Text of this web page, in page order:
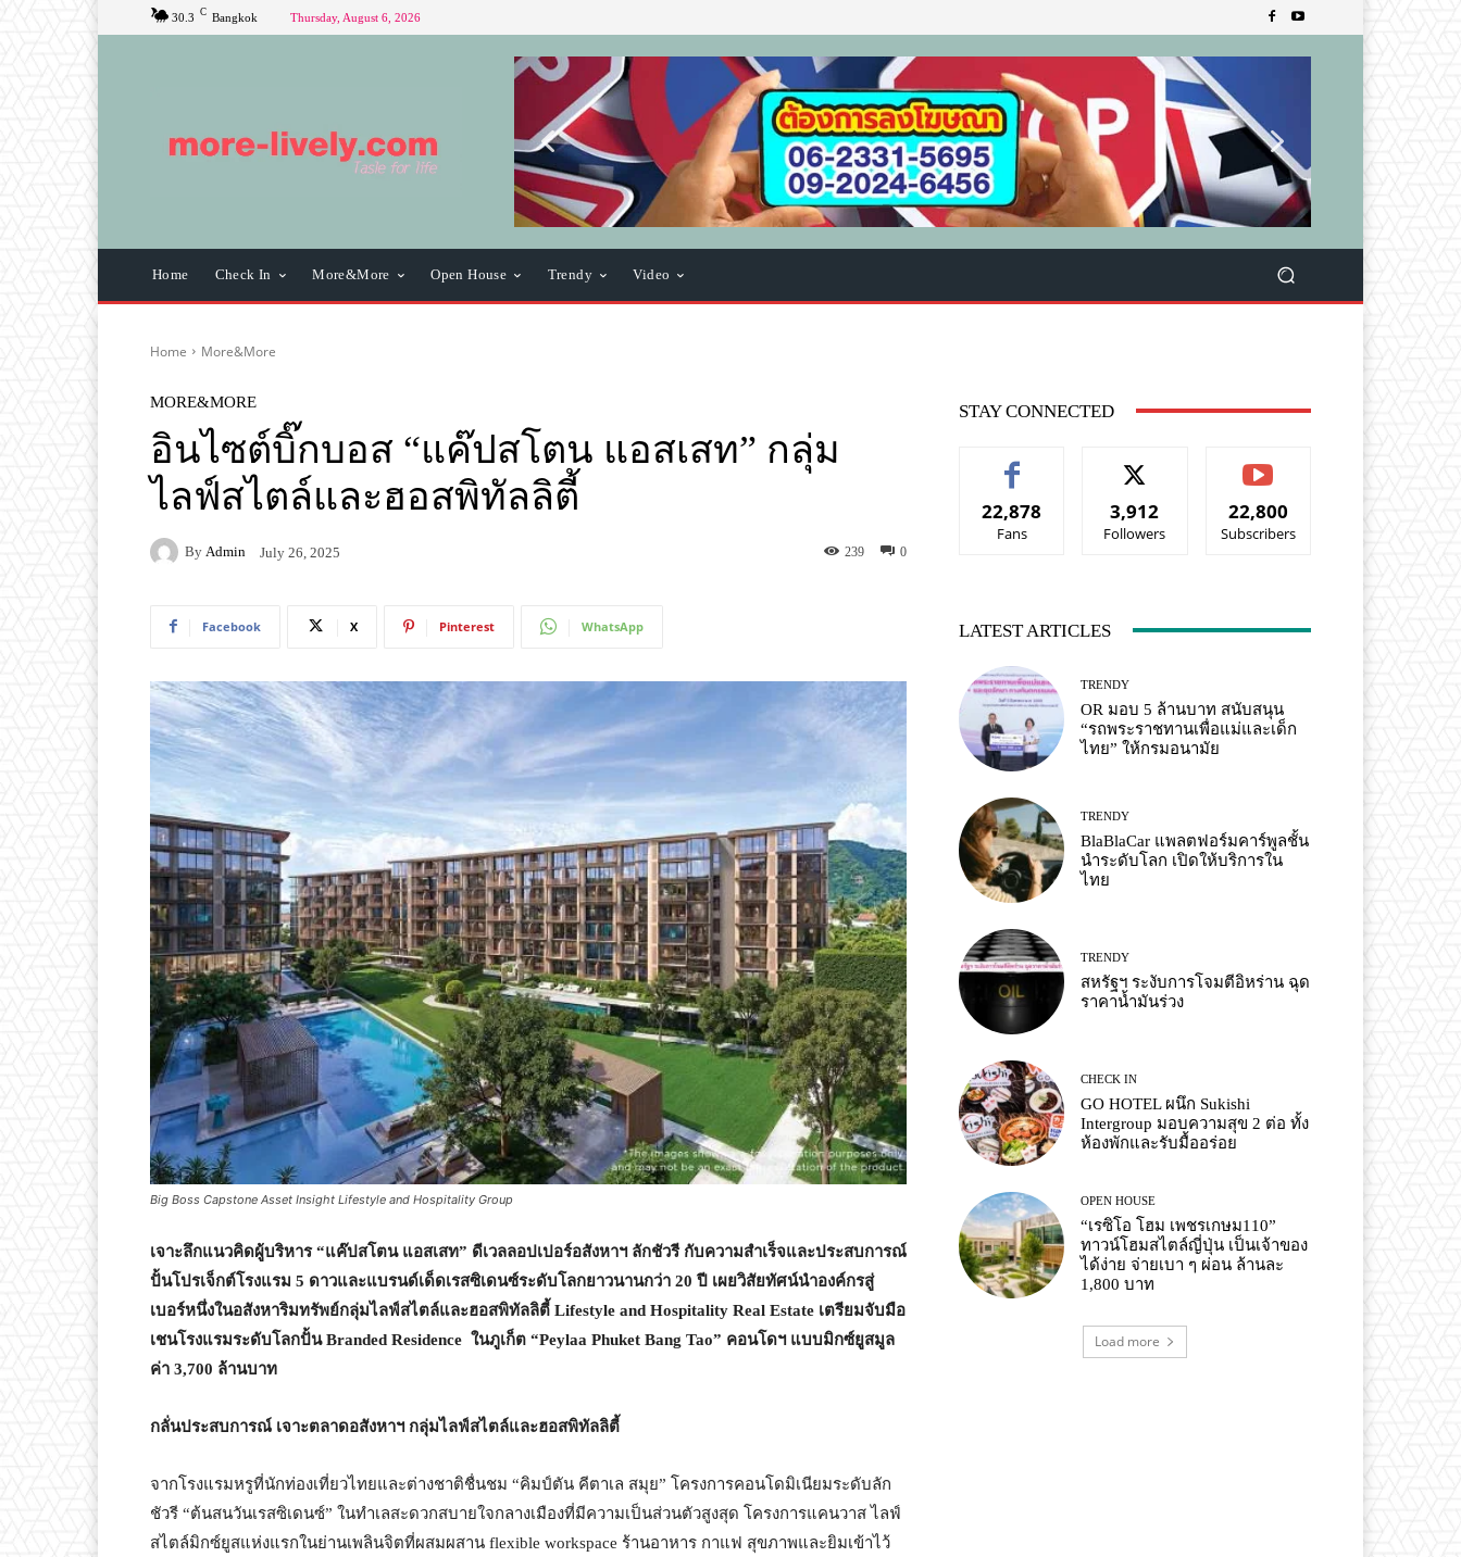
30.3 C Bangkok Thursday, August 6, 2026
Home Check In More&More Open House Trendy Video
Home More&More
MORE&MORE
อินไซต์บิ๊กบอส “แค๊ปสโตน แอสเสท” กลุ่ม
ไลฟ์สไตล์และฮอสพิทัลลิตี้
By Admin July 26, 2025 0
239
Facebook X Pinterest WhatsApp
Big Boss Capstone Asset Insight Lifestyle and Hospitality Group
เจาะลึกแนวคิดผู้บริหาร “แค๊ปสโตน แอสเสท” ดีเวลลอปเปอร์อสังหาฯ ลักชัวรี กับความสำเร็จและประสบการณ์
ปั้นโปรเจ็กต์โรงแรม 5 ดาวและแบรนด์เด็ดเรสซิเดนซ์ระดับโลกยาวนานกว่า 20 ปี เผยวิสัยทัศน์นำองค์กรสู่
เบอร์หนึ่งในอสังหาริมทรัพย์กลุ่มไลฟ์สไตล์และฮอสพิทัลลิตี้ Lifestyle and Hospitality Real Estate เตรียมจับมือ
เชนโรงแรมระดับโลกปั้น Branded Residence ในภูเก็ต “Peylaa Phuket Bang Tao” คอนโดฯ แบบมิกซ์ยูสมูล
ค่า 3,700 ล้านบาท
กลั่นประสบการณ์ เจาะตลาดอสังหาฯ กลุ่มไลฟ์สไตล์และฮอสพิทัลลิตี้
จากโรงแรมหรูที่นักท่องเที่ยวไทยและต่างชาติชื่นชม “คิมป์ตัน คีตาเล สมุย” โครงการคอนโดมิเนียมระดับลัก
ชัวรี “ต้นสนวันเรสซิเดนซ์” ในทำเลสะดวกสบายใจกลางเมืองที่มีความเป็นส่วนตัวสูงสุด โครงการแคนวาส ไลฟ์
สไตล์มิกซ์ยูสแห่งแรกในย่านเพลินจิตที่ผสมผสาน flexible workspace ร้านอาหาร กาแฟ สุขภาพและยิมเข้าไว้
STAY CONNECTED
22,878
Fans
3,912
Followers
22,800
Subscribers
LATEST ARTICLES
TRENDY
OR มอบ 5 ล้านบาท สนับสนุน
“รถพระราชทานเพื่อแม่และเด็ก
ไทย” ให้กรมอนามัย
TRENDY
BlaBlaCar แพลตฟอร์มคาร์พูลชั้น
นำระดับโลก เปิดให้บริการใน
ไทย
TRENDY
สหรัฐฯ ระงับการโจมตีอิหร่าน ฉุด
ราคาน้ำมันร่วง
CHECK IN
GO HOTEL ผนึก Sukishi
Intergroup มอบความสุข 2 ต่อ ทั้ง
ห้องพักและรับมื้ออร่อย
OPEN HOUSE
“เรซิโอ โฮม เพชรเกษม110”
ทาวน์โฮมสไตล์ญี่ปุ่น เป็นเจ้าของ
ได้ง่าย จ่ายเบา ๆ ผ่อน ล้านละ
1,800 บาท
Load more